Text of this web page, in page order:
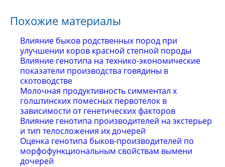
Похожие материалы
Влияние быков родственных пород при
улучшении коров красной степной породы
Влияние генотипа на технико-экономические
показатели производства говядины в
скотоводстве
Молочная продуктивность симментал х
голштинских помесных первотелок в
зависимости от генетических факторов
Влияние генотипа производителей на экстерьер
и тип телосложения их дочерей
Оценка генотипа быков-производителей по
морфофункциональным свойствам вымени
дочерей